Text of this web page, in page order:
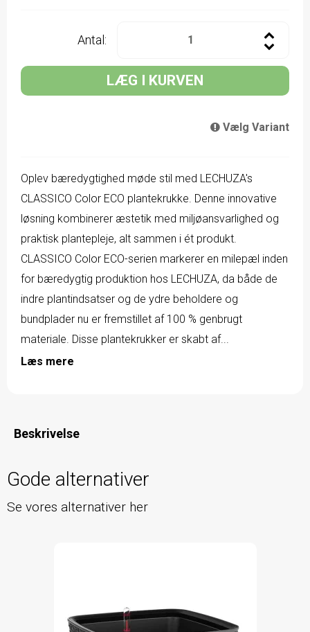
Antal:
LÆG I KURVEN
Vælg Variant
Oplev bæredygtighed møde stil med LECHUZA's
CLASSICO Color ECO plantekrukke. Denne innovative
løsning kombinerer æstetik med miljøansvarlighed og
praktisk plantepleje, alt sammen i ét produkt.
CLASSICO Color ECO-serien markerer en milepæl inden
for bæredygtig produktion hos LECHUZA, da både de
indre plantindsatser og de ydre beholdere og
bundplader nu er fremstillet af 100 % genbrugt
materiale. Disse plantekrukker er skabt af...
Læs mere
Beskrivelse
Gode alternativer
Se vores alternativer her